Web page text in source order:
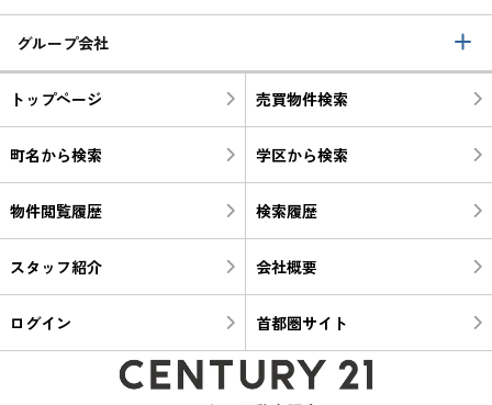
グループ会社
トップページ 売買物件検索
町名から検索 学区から検索
物件閲覧履歴 検索履歴
スタッフ紹介 会社概要
ログイン 首都圏サイト